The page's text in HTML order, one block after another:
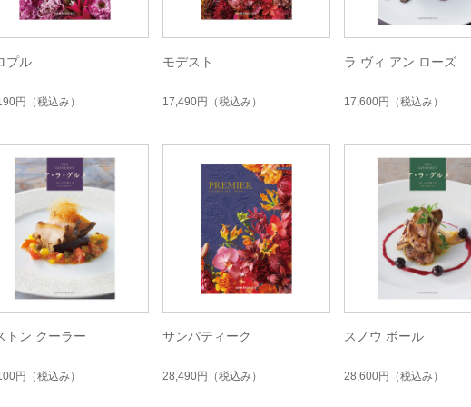
プル
円 （税込み）
モデスト
17,490円 （税込み）
ラ ヴィ アン ローズ
17,600円 （税込み）
トン クーラー
円 （税込み）
サンパティーク
28,490円 （税込み）
スノウ ボール
28,600円 （税込み）